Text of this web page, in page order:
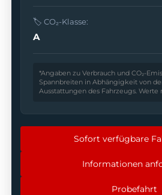
🏷️ CO₂-Klasse:
A
*Angaben zu Verbrauch und CO₂-
Spannbreiten in Abhängigkeit von
Ausstattungen des Fahrzeugs. Werte
Sofort verfügbare
Informationen
Probefahrt